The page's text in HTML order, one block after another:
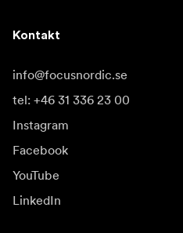
Kontakt
info@focusnordic.se
tel: +46 31 336 23 00
Instagram
Facebook
YouTube
LinkedIn